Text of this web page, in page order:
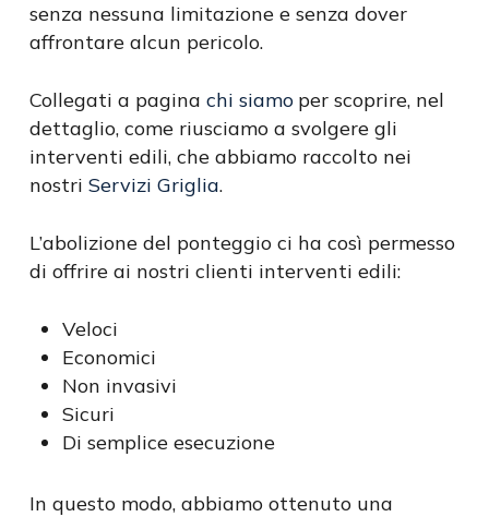
senza nessuna limitazione e senza dover
affrontare alcun pericolo.
Collegati a pagina chi siamo per scoprire, nel
dettaglio, come riusciamo a svolgere gli
interventi edili, che abbiamo raccolto nei
nostri Servizi Griglia.
L’abolizione del ponteggio ci ha così permesso
di offrire ai nostri clienti interventi edili:
Veloci
Economici
Non invasivi
Sicuri
Di semplice esecuzione
In questo modo, abbiamo ottenuto una